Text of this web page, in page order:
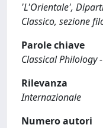
'L'Orientale',
Classico, sezione
Parole chiave
Classical
Rilevanza
Internazionale
Numero autori